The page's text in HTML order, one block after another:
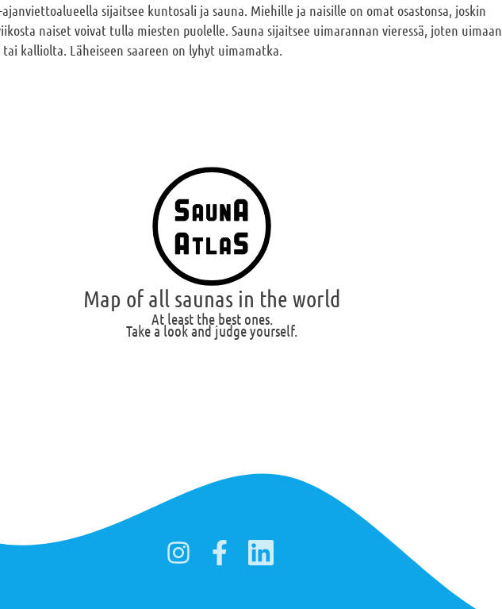
ajanviettoalueella sijaitsee kuntosali ja sauna. Miehille ja naisille on omat osastonsa, joskin
naiset voivat tulla miesten puolelle. Sauna sijaitsee uimarannan vieressä, joten uimaan
kalliolta. Läheiseen saareen on lyhyt uimamatka.
Map of all saunas in the world
At least the best ones.
Take a look and judge yourself.